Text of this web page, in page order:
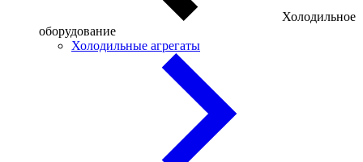
Холодильное
оборудование
Холодильные агрегаты